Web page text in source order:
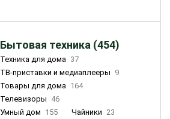
Бытовая техника (454)
Техника для дома 37
ТВ-приставки и медиаплееры 9
Товары для дома 164
Телевизоры 46
Умный дом 155 Чайники 23